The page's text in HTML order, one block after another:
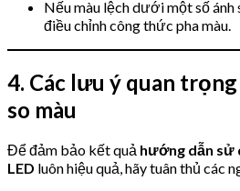
Nếu màu lệch dưới một số ánh
điều chỉnh công thức pha màu.
4. Các lưu ý quan
so màu
Để đảm bảo kết quả hướng dẫn sử
LED luôn hiệu quả, hãy tuân thủ các